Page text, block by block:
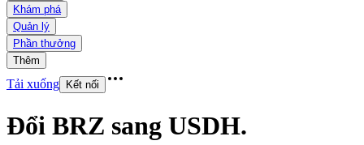
Khám phá
Quản lý
Phần thưởng
Thêm
Tải xuống Kết nối
Đổi BRZ sang USDH.